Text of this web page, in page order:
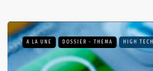
A LA UNE DOSSIER - THEMA HIGH TECH